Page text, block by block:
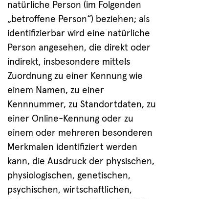
natürliche Person (im Folgenden
„betroffene Person“) beziehen; als
identifizierbar wird eine natürliche
Person angesehen, die direkt oder
indirekt, insbesondere mittels
Zuordnung zu einer Kennung wie
einem Namen, zu einer
Kennnummer, zu Standortdaten, zu
einer Online-Kennung oder zu
einem oder mehreren besonderen
Merkmalen identifiziert werden
kann, die Ausdruck der physischen,
physiologischen, genetischen,
psychischen, wirtschaftlichen,